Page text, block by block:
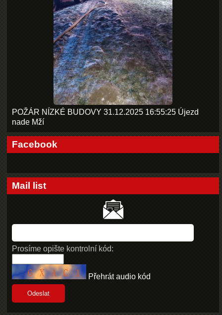
POŽÁR NÍZKÉ BUDOVY 31.12.2025 16:55:25 Újezd
nade Mží
Facebook
Mail list
Prosíme opište kontrolní kód:
Přehrát audio kód